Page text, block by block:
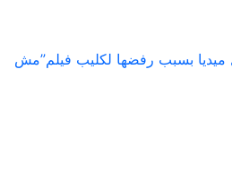
بسبب رفضها لكليب فيلم”مش